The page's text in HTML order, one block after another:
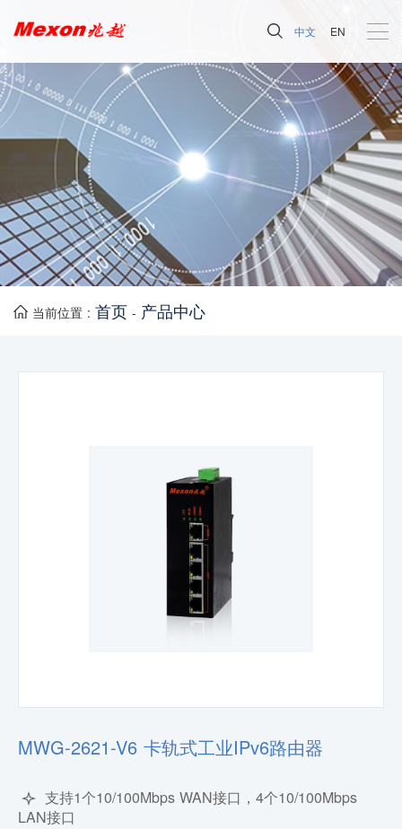
中文 EN
当前位置 : 首页 - 产品中心
MWG-2621-V6 卡轨式工业IPv6路由器
支持1个10/100Mbps WAN接口，4个10/100Mbps
LAN接口